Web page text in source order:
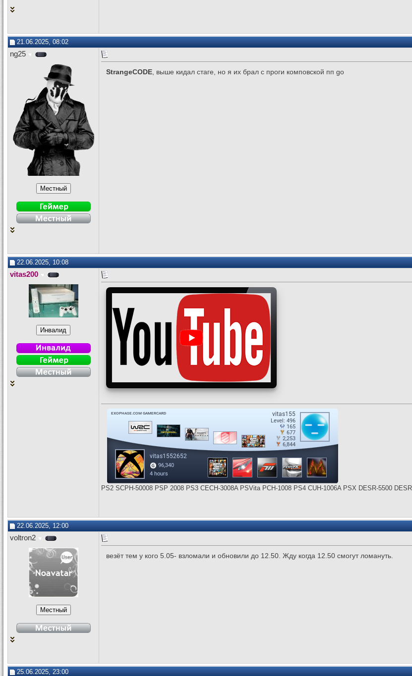
21.06.2025, 08:02
ng25
StrangeCODE , выше кидал стаге, но я их брал с проги комповской пп go
22.06.2025, 10:08
vitas200
PS2 SCPH-50008 PSP 2008 PS3 CECH-3008A PSVita PCH-1008 PS4 CUH-1006A PSX DESR-5500
22.06.2025, 12:00
voltron2
везёт тем у кого 5.05- взломали и обновили до 12.50. Жду когда 12.50 смогут ломануть.
25.06.2025, 23:00